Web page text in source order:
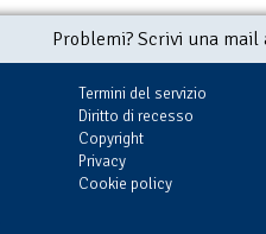
Problemi? Scrivi una
Termini del servizio
Diritto di recesso
Copyright
Privacy
Cookie policy